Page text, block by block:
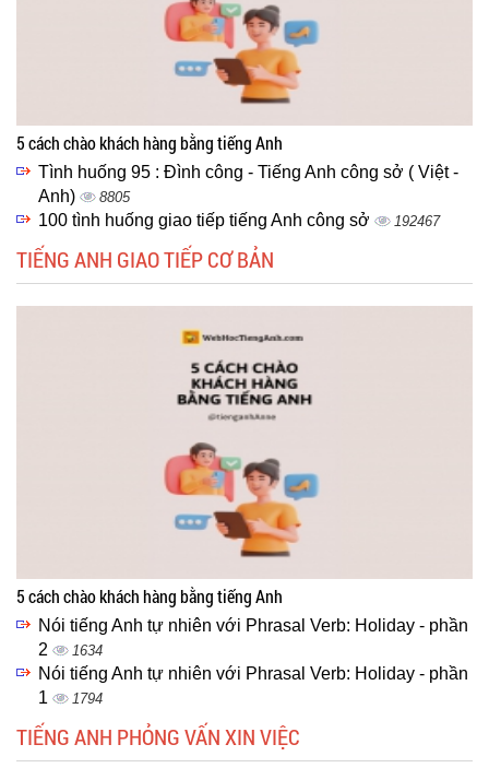
5 cách chào khách hàng bằng tiếng Anh
Tình huống 95 : Đình công - Tiếng Anh công sở ( Việt -
Anh)
8805
100 tình huống giao tiếp tiếng Anh công sở 192467
TIẾNG ANH GIAO TIẾP CƠ BẢN
5 cách chào khách hàng bằng tiếng Anh
Nói tiếng Anh tự nhiên với Phrasal Verb: Holiday - phần
2
1634
Nói tiếng Anh tự nhiên với Phrasal Verb: Holiday - phần
1
1794
TIẾNG ANH PHỎNG VẤN XIN VIỆC